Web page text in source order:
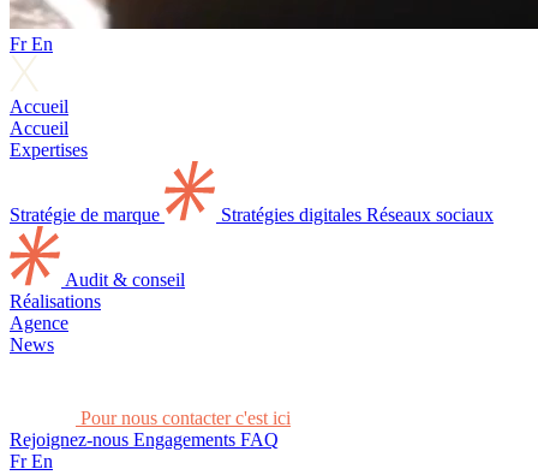
FrEn
Accueil
Accueil
Expertises
Stratégie de marque Stratégies digitales Réseaux sociaux
Audit & conseil
Réalisations
Agence
News
Pour nous contacter c'est ici
Rejoignez-nous Engagements FAQ
FrEn